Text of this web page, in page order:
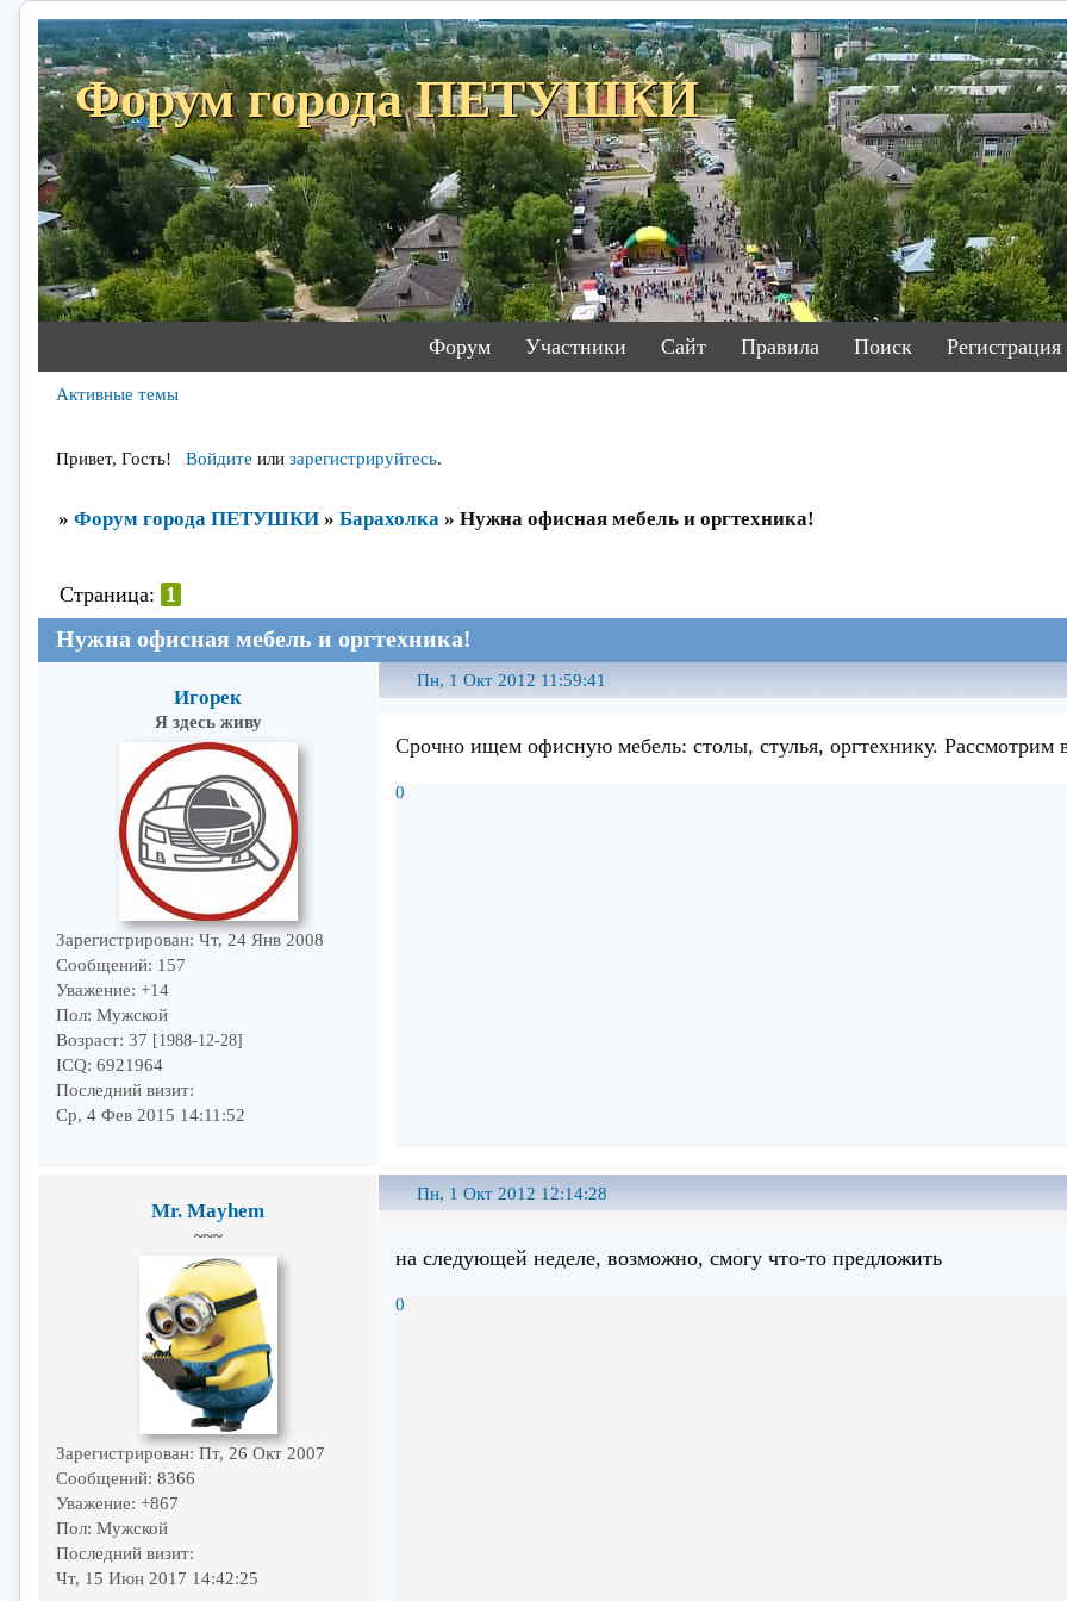
Форум города ПЕТУШКИ
Форум Участники Сайт Правила Поиск Регистрация
Активные темы
Привет, Гость! Войдите или зарегистрируйтесь.
» Форум города ПЕТУШКИ » Барахолка » Нужна офисная мебель и оргтехника!
Нужна офисная мебель и оргтехника!
Страница: 1
Пн, 1 Окт 2012 11:59:41
Игорек
Я здесь живу
Зарегистрирован: Чт, 24 Янв 2008
Сообщений: 157
Уважение: +14
Пол: Мужской
Возраст: 37 [1988-12-28]
ICQ: 6921964
Последний визит:
Ср, 4 Фев 2015 14:11:52
Срочно ищем офисную мебель: столы, стулья, оргтехнику. Рассмотрим
0
Пн, 1 Окт 2012 12:14:28
Mr. Mayhem
~~~
Зарегистрирован: Пт, 26 Окт 2007
Сообщений: 8366
Уважение: +867
Пол: Мужской
Последний визит:
Чт, 15 Июн 2017 14:42:25
на следующей неделе, возможно, смогу что-то предложить
0